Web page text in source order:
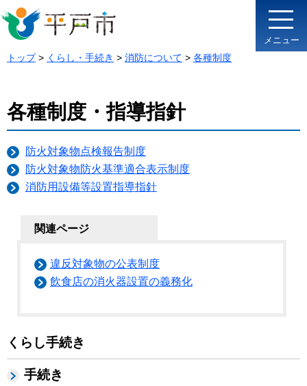
メニュー
トップ> くらし・手続き > 消防について > 各種制度
くらし手続き
手続き
各種制度・指導指針
防火対象物点検報告制度
防火対象物防火基準適合表示制度
消防用設備­等設置指導­指針­
関連ページ
違反対象物の公表制度
飲食店の消火器設置の義務化